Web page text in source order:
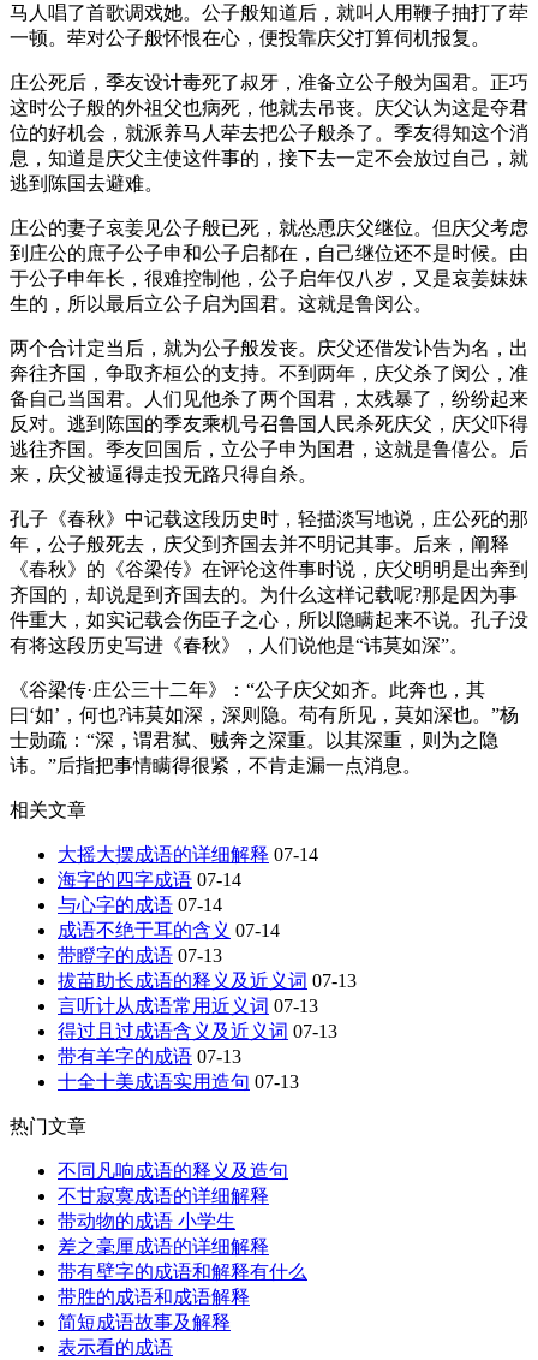
马人唱了首歌调戏她。公子般知道后，就叫人用鞭子抽打了荦
一顿。荦对公子般怀恨在心，便投靠庆父打算伺机报复。
庄公死后，季友设计毒死了叔牙，准备立公子般为国君。正巧
这时公子般的外祖父也病死，他就去吊丧。庆父认为这是夺君
位的好机会，就派养马人荦去把公子般杀了。季友得知这个消
息，知道是庆父主使这件事的，接下去一定不会放过自己，就
逃到陈国去避难。
庄公的妻子哀姜见公子般已死，就怂恿庆父继位。但庆父考虑
到庄公的庶子公子申和公子启都在，自己继位还不是时候。由
于公子申年长，很难控制他，公子启年仅八岁，又是哀姜妹妹
生的，所以最后立公子启为国君。这就是鲁闵公。
两个合计定当后，就为公子般发丧。庆父还借发讣告为名，出
奔往齐国，争取齐桓公的支持。不到两年，庆父杀了闵公，准
备自己当国君。人们见他杀了两个国君，太残暴了，纷纷起来
反对。逃到陈国的季友乘机号召鲁国人民杀死庆父，庆父吓得
逃往齐国。季友回国后，立公子申为国君，这就是鲁僖公。后
来，庆父被逼得走投无路只得自杀。
孔子《春秋》中记载这段历史时，轻描淡写地说，庄公死的那
年，公子般死去，庆父到齐国去并不明记其事。后来，阐释
《春秋》的《谷梁传》在评论这件事时说，庆父明明是出奔到
齐国的，却说是到齐国去的。为什么这样记载呢?那是因为事
件重大，如实记载会伤臣子之心，所以隐瞒起来不说。孔子没
有将这段历史写进《春秋》，人们说他是“讳莫如深”。
《谷梁传·庄公三十二年》：“公子庆父如齐。此奔也，其
曰‘如’，何也?讳莫如深，深则隐。苟有所见，莫如深也。”杨
士勋疏：“深，谓君弑、贼奔之深重。以其深重，则为之隐
讳。”后指把事情瞒得很紧，不肯走漏一点消息。
相关文章
大摇大摆成语的详细解释 07-14
海字的四字成语 07-14
与心字的成语 07-14
成语不绝于耳的含义 07-14
带瞪字的成语 07-13
拔苗助长成语的释义及近义词 07-13
言听计从成语常用近义词 07-13
得过且过成语含义及近义词 07-13
带有羊字的成语 07-13
十全十美成语实用造句 07-13
热门文章
不同凡响成语的释义及造句
不甘寂寞成语的详细解释
带动物的成语 小学生
差之毫厘成语的详细解释
带有壁字的成语和解释有什么
带胜的成语和成语解释
简短成语故事及解释
表示看的成语